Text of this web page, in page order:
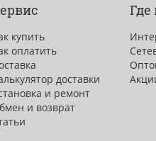
купить
оплатить
доставки
и ремонт
и возврат
Где